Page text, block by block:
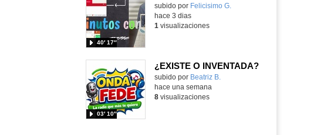
Contenido educativo.
subido por Felicisimo G.
40′ 17″
hace 3 dias
1 visualizaciones
¿EXISTE O INVENTADA?
Contenido educativo.
subido por Beatriz B.
03′ 10″
hace una semana
8visualizaciones